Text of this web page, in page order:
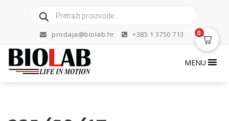
search
prodaja@biolab.hr +385 1 3750 713
MENU
0